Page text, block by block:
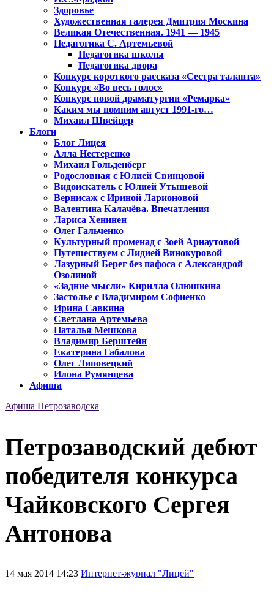
Здоровье
Художественная галерея Дмитрия Москина
Великая Отечественная. 1941 — 1945
Педагогика С. Артемьевой
Педагогика школы
Педагогика двора
Конкурс короткого рассказа «Сестра таланта»
Конкурс «Во весь голос»
Конкурс новой драматургии «Ремарка»
Каким мы помним август 1991-го…
Михаил Швейцер
Блоги
Блог Лицея
Алла Нестеренко
Михаил Гольденберг
Родословная с Юлией Свинцовой
Видоискатель с Юлией Утышевой
Вернисаж с Ириной Ларионовой
Валентина Калачёва. Впечатления
Лариса Хенинен
Олег Гальченко
Культурный променад с Зоей Арнаутовой
Путешествуем с Лидией Винокуровой
Лазурный Берег без пафоса с Александрой
Озолиной
«Задние мысли» Кирилла Олюшкина
Застолье с Владимиром Софиенко
Ирина Савкина
Светлана Артемьева
Наталья Мешкова
Владимир Берштейн
Екатерина Габалова
Олег Липовецкий
Илона Румянцева
Афиша
Афиша Петрозаводска
Петрозаводский дебют
победителя конкурса
Чайковского Сергея
Антонова
14 мая 2014 14:23 Интернет-журнал "Лицей"